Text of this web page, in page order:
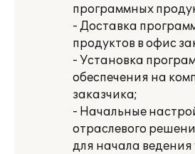
программных
- Доставка
продуктов в офис
- Установка
обеспечения на
заказчика;
- Начальные
отраслевого
для начала ведения